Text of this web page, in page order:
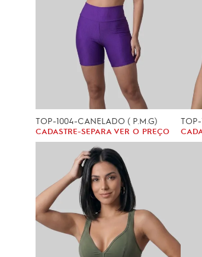
TOP-1004-CANELADO ( P.M.G)
CADASTRE-SEPARA VER O PREÇO